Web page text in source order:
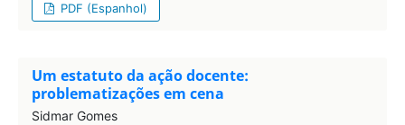
PDF (Espanhol)
Um estatuto da ação docente:
problematizações em cena
Sidmar Gomes